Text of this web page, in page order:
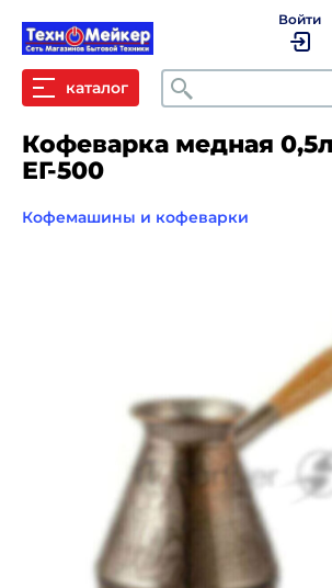
каталог Поиск
Войти
Кофеварка медная
ЕГ-500
Кофемашины и кофеварки